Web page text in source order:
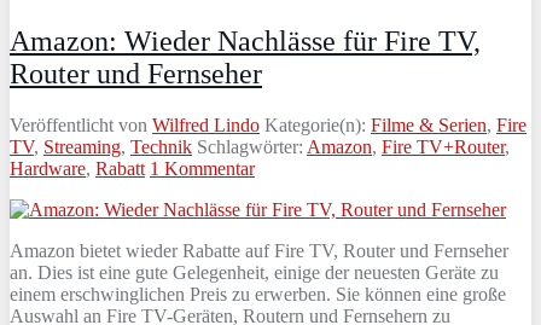
Amazon: Wieder Nachlässe für Fire TV,
Router und Fernseher
Veröffentlicht von Wilfred Lindo Kategorie(n): Filme & Serien, Fire
TV, Streaming, Technik Schlagwörter: Amazon, Fire TV+Router,
Hardware, Rabatt 1 Kommentar
Amazon bietet wieder Rabatte auf Fire TV, Router und Fernseher
an. Dies ist eine gute Gelegenheit, einige der neuesten Geräte zu
einem erschwinglichen Preis zu erwerben. Sie können eine große
Auswahl an Fire TV-Geräten, Routern und Fernsehern zu